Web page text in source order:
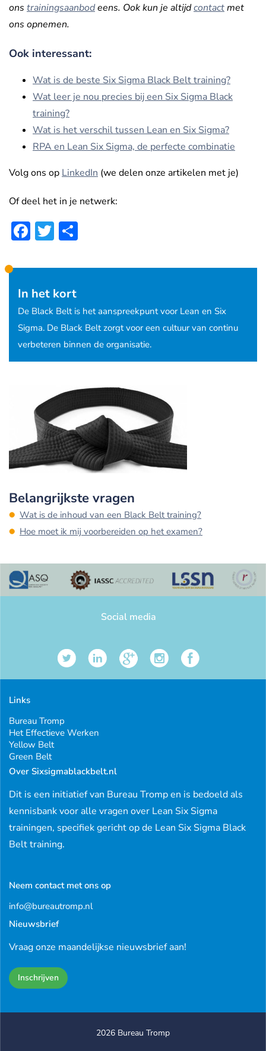
ons trainingsaanbodeens. Ook kun je altijdcontactmet
ons opnemen.
Ook interessant:
Wat is de beste Six Sigma Black Belt training?
Wat leer je nou precies bij een Six Sigma Black
training?
Wat is het verschil tussen Lean en Six Sigma?
RPA en Lean Six Sigma, de perfecte combinatie
Volg ons op LinkedIn (we delen onze artikelen met je)
Of deel het in je netwerk:
Facebook
Twitter
In het kort
De Black Belt is het aanspreekpunt voor Lean en Six
Sigma. De Black Belt zorgt voor een cultuur van continu
verbeteren binnen de organisatie.
Belangrijkste vragen
Wat is de inhoud van een Black Belt training?
Hoe moet ik mij voorbereiden op het examen?
Social media
Links
Bureau Tromp
Het Effectieve Werken
Yellow Belt
Green Belt
Over Sixsigmablackbelt.nl
Dit is een initiatief van Bureau Tromp en is bedoeld als
kennisbank voor alle vragen over Lean Six Sigma
trainingen, specifiek gericht op de Lean Six Sigma Black
Belt training.
Neem contact met ons op
info@bureautromp.nl
Nieuwsbrief
Vraag onze maandelijkse nieuwsbrief aan!
Inschrijven
2026 Bureau Tromp